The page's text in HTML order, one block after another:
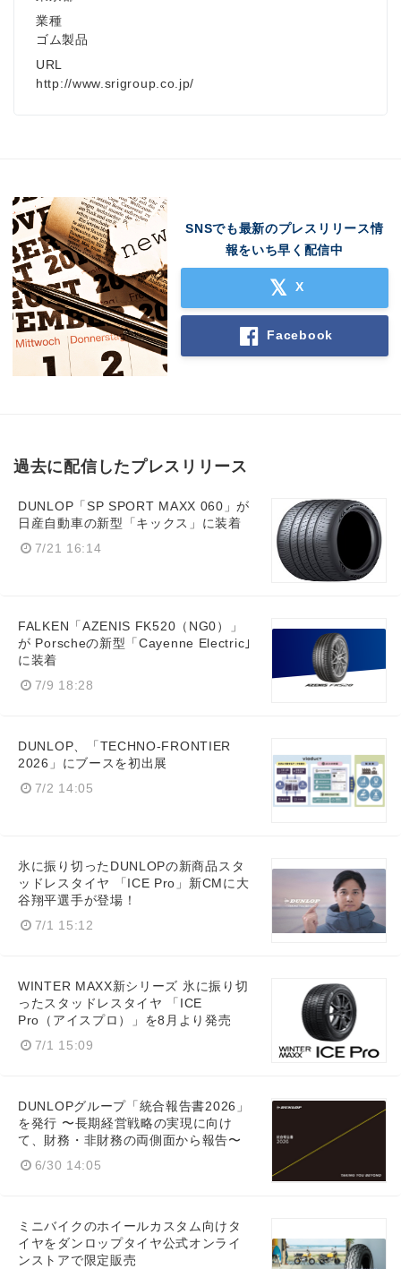
業種
ゴム製品
URL
http://www.srigroup.co.jp/
SNSでも最新のプレスリリース情
報をいち早く配信中
X
Facebook
過去に配信したプレスリリース
DUNLOP「SP SPORT MAXX 060」が
日産自動車の新型「キックス」に装着
7/21 16:14
FALKEN「AZENIS FK520（NG0）」
が Porscheの新型「Cayenne Electric｣
に装着
7/9 18:28
DUNLOP、「TECHNO-FRONTIER
2026」にブースを初出展
7/2 14:05
氷に振り切ったDUNLOPの新商品スタ
ッドレスタイヤ 「ICE Pro」新CMに大
谷翔平選手が登場！
7/1 15:12
WINTER MAXX新シリーズ 氷に振り切
ったスタッドレスタイヤ 「ICE
Pro（アイスプロ）」を8月より発売
7/1 15:09
DUNLOPグループ「統合報告書2026」
を発行 〜長期経営戦略の実現に向け
て、財務・非財務の両側面から報告〜
6/30 14:05
ミニバイクのホイールカスタム向けタ
イヤをダンロップタイヤ公式オンライ
ンストアで限定販売
Japanese
English